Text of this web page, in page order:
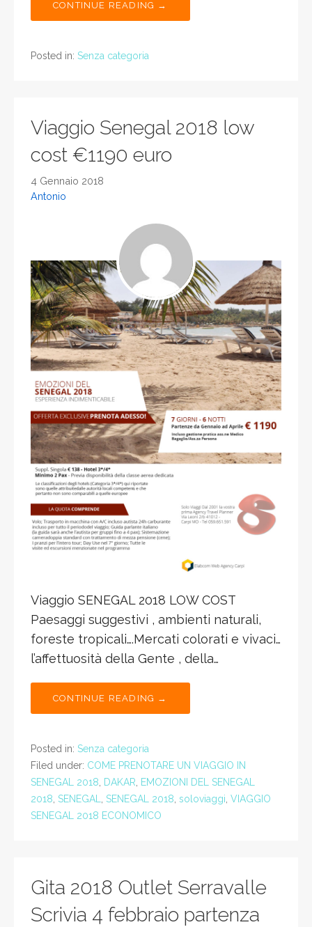
CONTINUE READING →
Posted in: Senza categoria
Viaggio Senegal 2018 low
cost €1190 euro
4 Gennaio 2018
Antonio
Viaggio SENEGAL 2018 LOW COST
Paesaggi suggestivi , ambienti naturali,
foreste tropicali….Mercati colorati e vivaci…
l’affettuosità della Gente , della…
CONTINUE READING →
Posted in: Senza categoria
Filed under: COME PRENOTARE UN VIAGGIO IN
SENEGAL 2018
DAKAR
EMOZIONI DEL SENEGAL
2018 SENEGAL SENEGAL 2018 soloviaggi VIAGGIO
SENEGAL 2018 ECONOMICO
Gita 2018 Outlet Serravalle
Scrivia 4 febbraio partenza